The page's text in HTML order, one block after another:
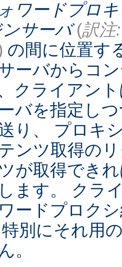
ワードプロ
サーバ (訳注:
の間に位置す
ーバからコ
クライアン
バを指定し
り、 プロキ
ンツ取得の
が取得でき
ます。 クラ
ードプロク
別にそれ用
。